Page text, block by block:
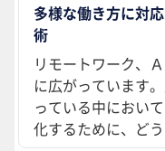
多様な働き方に対
術
リモートワーク、
に広がっています
っている中におい
化するために、ど